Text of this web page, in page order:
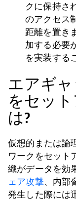
クに保持さ
のアクセス
距離を置き
加する必要
を実装する
エアギ
をセッ
は?
仮想的または論
ワークをセット
織がデータを効
ェア攻撃、内部
発生した際には